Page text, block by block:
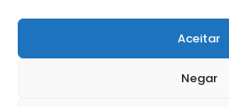
Aceitar
Negar
FALE
Solicite Apoio Institucional da